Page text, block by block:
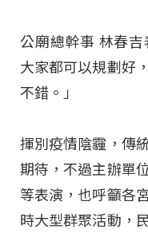
公廟總幹事 林春
大家都可以規劃好
不錯。」
揮別疫情陰霾，傳
期待，不過主辦單
等表演，也呼籲各
時大型群聚活動，